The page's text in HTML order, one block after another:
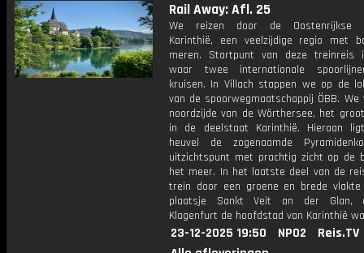
Rail Away: Afl. 25
We reizen door de Oostenrijkse
Karinthië, een veelzijdige regio met
meren. Startpunt van deze treinreis
waar twee internationale
kruisen. In Villach stappen we op de
van de spoorwegmaatschappij ÖBB. We
noordzijde van de Wörthersee, het
in de deelstaat Karinthië. Hieraan
heuvel de zogenaamde
uitzichtspunt met prachtig zicht op de
het meer. In het laatste deel van de
trein door een groene en brede
plaatsje Sankt Veit an der Glan,
Klagenfurt de hoofdstad van Karinthië
23-12-2025 19:50 NPO2
Reis.TV